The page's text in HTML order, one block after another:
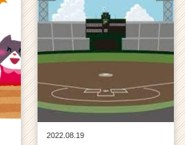
2022.08.19